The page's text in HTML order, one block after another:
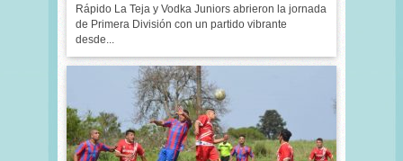
Rápido La Teja y Vodka Juniors abrieron la jornada
de Primera División con un partido vibrante
desde...